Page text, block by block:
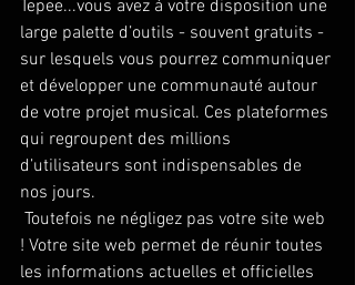
Tepee...vous avez à votre disposition une
large palette d’outils - souvent gratuits -
sur lesquels vous pourrez communiquer
et développer une communauté autour
de votre projet musical. Ces plateformes
qui regroupent des millions
d’utilisateurs sont indispensables de
nos jours.
! Votre site web permet de réunir toutes
les informations actuelles et officielles